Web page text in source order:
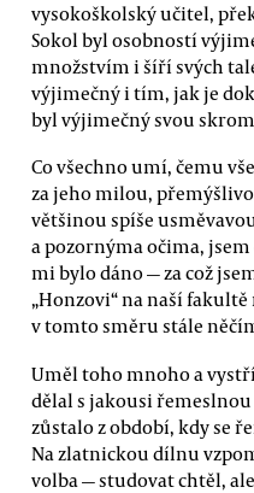
vysokoškolský učitel,
Sokol byl osobností
množstvím i šíří svých
výjimečný i tím, jak je
byl výjimečný svou
Co všechno umí, čemu
za jeho milou,
většinou spíše
a pozornýma očima,
mi bylo dáno — za což
„Honzovi“ na naší
v tomto směru stále
Uměl toho mnoho a
dělal s jakousi
zůstalo z období, kdy se
Na zlatnickou dílnu
volba — studovat chtěl,